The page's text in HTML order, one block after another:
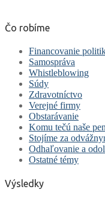
Čo robíme
Financovanie
Samospráva
Whistleblowing
Súdy
Zdravotníctvo
Verejné firmy
Obstarávanie
Komu tečú naše
Stojíme za
Odhaľovanie a
Ostatné témy
Výsledky